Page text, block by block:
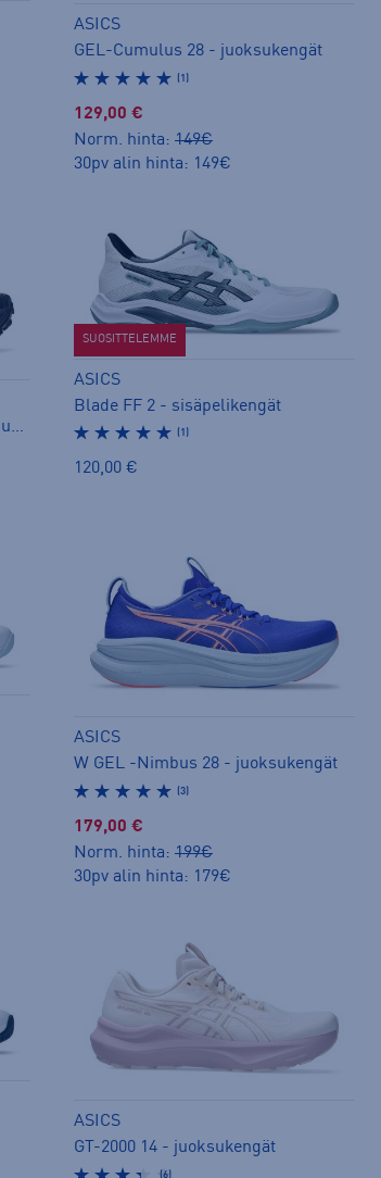
ASICS
GEL-Cumulus 28 - juoksukengät
(1)
129,00 €
Norm. hinta: 149€
30pv alin hinta: 149€
W GEL-Trabuco 13 GTX - maastojuoksukengät
SUOSITTELEMME
ASICS
Blade FF 2 - sisäpelikengät
(1)
120,00 €
ASICS
W GEL -Nimbus 28 - juoksukengät
(3)
179,00 €
Norm. hinta: 199€
30pv alin hinta: 179€
ASICS
GT-2000 14 - juoksukengät
(6)